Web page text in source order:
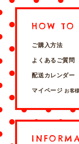
HOW TO
ご購入方法
よくあるご質問
配送カレンダー
マイページ お客